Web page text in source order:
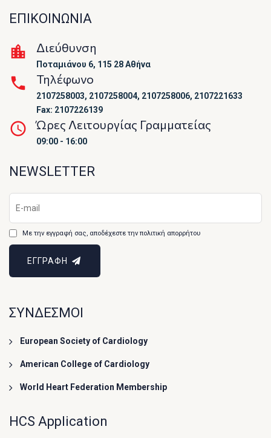
ΕΠΙΚΟΙΝΩΝΙΑ
Διεύθυνση
Ποταμιάνου 6, 115 28 Αθήνα
Τηλέφωνο
2107258003, 2107258004, 2107258006, 2107221633
Fax: 2107226139
Ώρες Λειτουργίας Γραμματείας
09:00 - 16:00
NEWSLETTER
Με την εγγραφή σας, αποδέχεστε την πολιτική απορρήτου
ΕΓΓΡΑΦΗ
ΣΥΝΔΕΣΜΟΙ
European Society of Cardiology
American College of Cardiology
World Heart Federation Membership
HCS Application